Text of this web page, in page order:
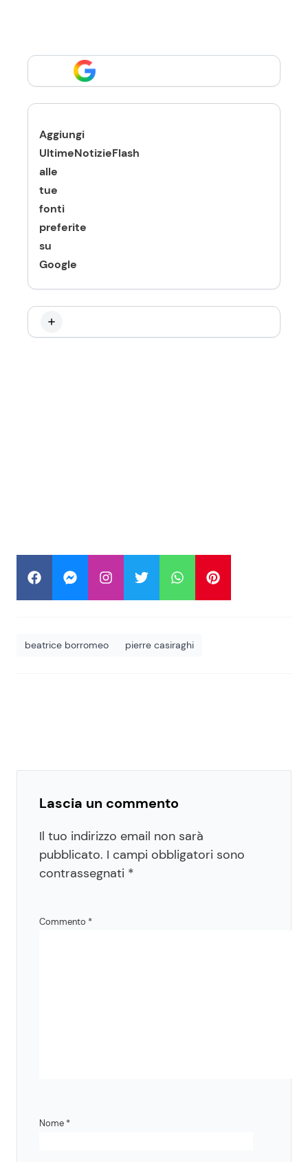
Aggiungi
UltimeNotizieFlash
alle
tue
fonti
preferite
su
Google
beatrice borromeo pierre casiraghi
Lascia un commento
Il tuo indirizzo email non sarà
pubblicato. I campi obbligatori sono
contrassegnati *
Commento *
Nome *